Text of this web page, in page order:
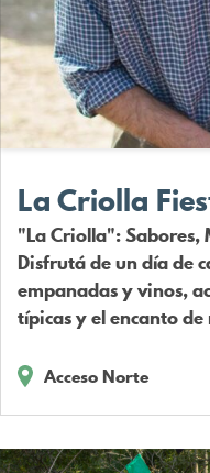
La Criolla
"La Criolla": Sabores,
Disfrutá de un día de
empanadas y vinos,
típicas y el encanto
Acceso Norte